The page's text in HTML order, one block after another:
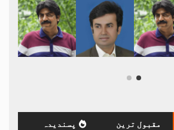
مقبول ترین پسندیدہ